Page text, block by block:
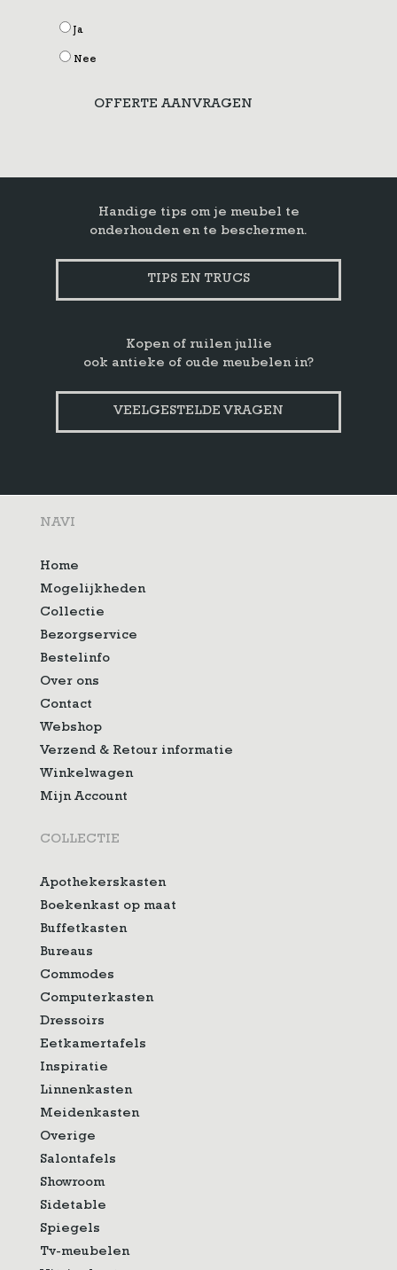
Ja
Nee
OFFERTE AANVRAGEN
Handige tips om je meubel te
onderhouden en te beschermen.
TIPS EN TRUCS
Kopen of ruilen jullie
ook antieke of oude meubelen in?
VEELGESTELDE VRAGEN
NAVI
Home
Mogelijkheden
Collectie
Bezorgservice
Bestelinfo
Over ons
Contact
Webshop
Verzend & Retour informatie
Winkelwagen
Mijn Account
COLLECTIE
Apothekerskasten
Boekenkast op maat
Buffetkasten
Bureaus
Commodes
Computerkasten
Dressoirs
Eetkamertafels
Inspiratie
Linnenkasten
Meidenkasten
Overige
Salontafels
Showroom
Sidetable
Spiegels
Tv-meubelen